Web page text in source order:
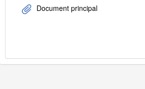
Document principal